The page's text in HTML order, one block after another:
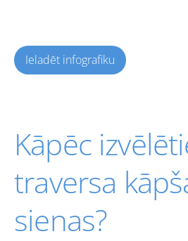
Ieladēt infografiku
Kāpēc
traversa
sienas?